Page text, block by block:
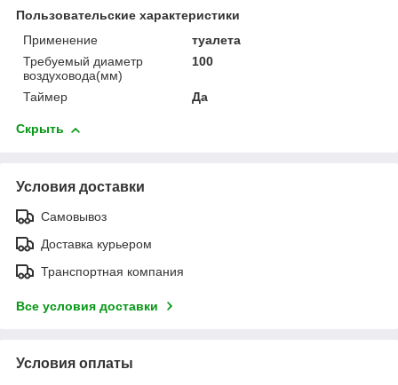
Пользовательские характеристики
Применение
туалета
Требуемый диаметр
воздуховода(мм)
100
Таймер Да
Скрыть
Условия доставки
Самовывоз
Доставка курьером
Транспортная компания
Все условия доставки
Условия оплаты